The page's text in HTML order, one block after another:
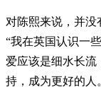
对陈熙来说，并没
“我在英国认识一
爱应该是细水长流
持，成为更好的人